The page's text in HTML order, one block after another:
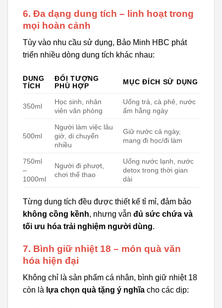
6. Đa dạng dung tích – linh hoạt trong
mọi hoàn cảnh
Tùy vào nhu cầu sử dụng, Bảo Minh HBC phát
triển nhiều dòng dung tích khác nhau:
DUNG
TÍCH
ĐỐI TƯỢNG
PHÙ HỢP
MỤC ĐÍCH SỬ DỤNG
350ml
Học sinh, nhân
viên văn phòng
Uống trà, cà phê, nước
ấm hằng ngày
500ml
Người làm việc lâu
giờ, di chuyển
nhiều
Giữ nước cả ngày,
mang đi học/đi làm
750ml
–
1000ml
Người đi phượt,
chơi thể thao
Uống nước lạnh, nước
detox trong thời gian
dài
Từng dung tích đều được thiết kế tỉ mỉ, đảm bảo
không cồng kềnh, nhưng vẫn đủ sức chứa và
tối ưu hóa trải nghiệm người dùng.
7. Bình giữ nhiệt 18 – món quà văn
hóa hiện đại
Không chỉ là sản phẩm cá nhân, bình giữ nhiệt 18
còn là lựa chọn quà tặng ý nghĩa cho các dịp: